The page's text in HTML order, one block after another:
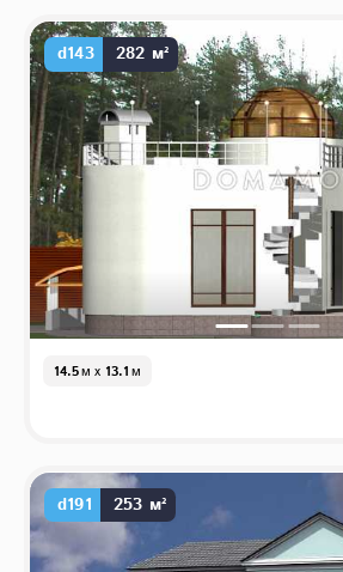
d143 282 м²
14.5м x 13.1м
d191 253 м²